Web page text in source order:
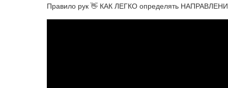
Правило рук 👋 КАК ЛЕГКО определять